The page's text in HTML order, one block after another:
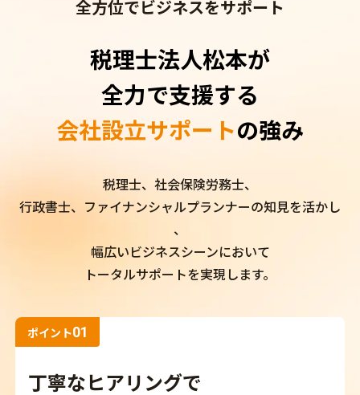
全方位でビジネスをサポート
税理士法人松本が
全力で支援する
会社設立サポートの強み
税理士、社会保険労務士、
行政書士、ファイナンシャルプランナーの知見を活かし
、
幅広いビジネスシーンにおいて
トータルサポートを実現します。
ポイント01
丁寧なヒアリングで